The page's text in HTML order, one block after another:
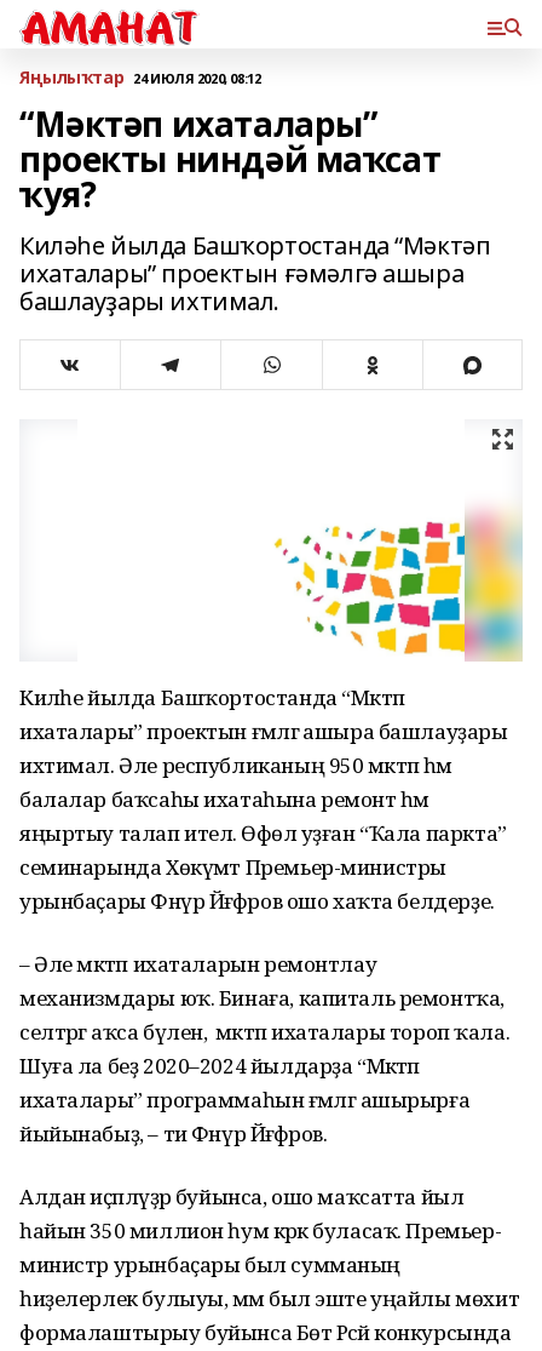
Яңылыҡтар 24 ИЮЛЯ 2020, 08:12
“Мәктәп ихаталары”
проекты ниндәй маҡсат
ҡуя?
Киләһе йылда Башҡортостанда “Мәктәп
ихаталары” проектын ғәмәлгә ашыра
башлауҙары ихтимал.
Киләһе йылда Башҡортостанда “Мәктәп
ихаталары” проектын ғәмәлгә ашыра башлауҙары
ихтимал. Әле республиканың 950 мәктәп һәм
балалар баҡсаһы ихатаһына ремонт һәм
яңыртыу талап ителә. Өфөлә уҙған “Ҡала паркта”
семинарында Хөкүмәт Премьер-министры
урынбаҫары Фәнүр Йәғәфәров ошо хаҡта белдерҙе.
– Әле мәктәп ихаталарын ремонтлау
механизмдары юҡ. Бинаға, капиталь ремонтҡа,
селтәргә аҡса бүленә, ә мәктәп ихаталары тороп ҡала.
Шуға ла беҙ 2020–2024 йылдарҙа “Мәктәп
ихаталары” программаһын ғәмәлгә ашырырға
йыйынабыҙ, – ти Фәнүр Йәғәфәров.
Алдан иҫәпләүҙәр буйынса, ошо маҡсатта йыл
һайын 350 миллион һум кәрәк буласаҡ. Премьер-
министр урынбаҫары был сумманың
һиҙелерлек булыуы, әммә был эште уңайлы мөхит
формалаштырыу буйынса Бөтә Рәсәй конкурсында